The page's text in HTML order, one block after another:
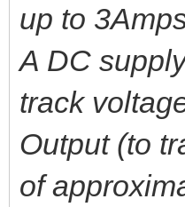
up to
A DC
track
Output (to
of